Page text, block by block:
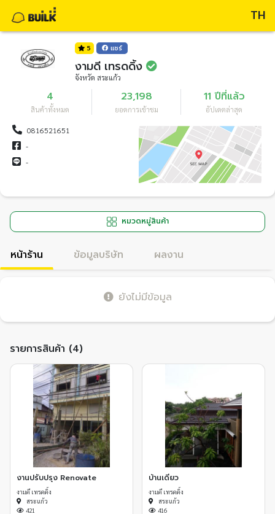
TH
5 แชร์
งามดี เทรดดิ้ง
จังหวัด สระแก้ว
4
สินค้าทั้งหมด
23,198
ยอดการเข้าชม
11 ปีที่แล้ว
อัปเดตล่าสุด
0816521651
-
-
หมวดหมู่สินค้า
หน้าร้าน ข้อมูลบริษัท ผลงาน
ยังไม่มีข้อมูล
รายการสินค้า (4)
งานปรับปรุง Renovate
งามดี เทรดดิ้ง
สระแก้ว
421
บ้านเดี่ยว
งามดี เทรดดิ้ง
สระแก้ว
416